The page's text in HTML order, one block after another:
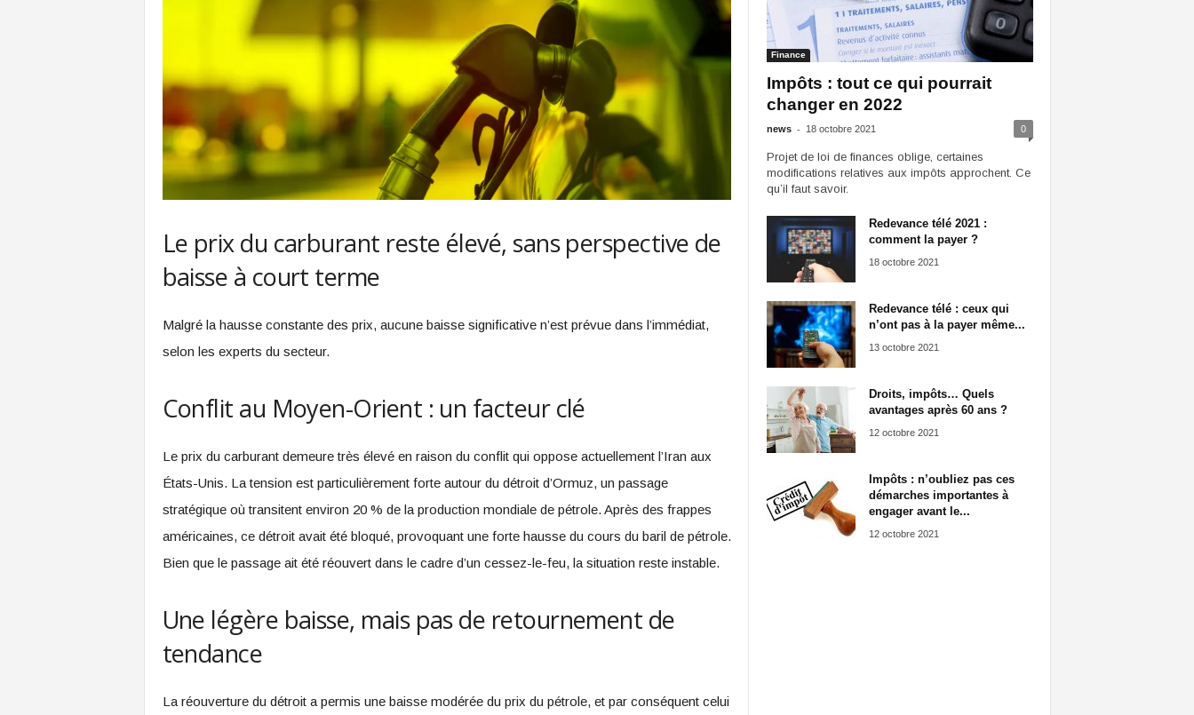
Le prix du carburant reste élevé, sans perspective de
baisse à court terme
Malgré la hausse constante des prix, aucune baisse significative n’est prévue dans l’immédiat,
selon les experts du secteur.
Conflit au Moyen-Orient : un facteur clé
Le prix du carburant demeure très élevé en raison du conflit qui oppose actuellement l’Iran aux
États-Unis. La tension est particulièrement forte autour du détroit d’Ormuz, un passage
stratégique où transitent environ 20 % de la production mondiale de pétrole. Après des frappes
américaines, ce détroit avait été bloqué, provoquant une forte hausse du cours du baril de pétrole.
Bien que le passage ait été réouvert dans le cadre d’un cessez-le-feu, la situation reste instable.
Une légère baisse, mais pas de retournement de
tendance
La réouverture du détroit a permis une baisse modérée du prix du pétrole, et par conséquent celui
Finance
Impôts : tout ce qui pourrait
changer en 2022
news - 18 octobre 2021 0
Projet de loi de finances oblige, certaines
modifications relatives aux impôts approchent. Ce
qu’il faut savoir.
Redevance télé 2021 :
comment la payer ?
18 octobre 2021
Redevance télé : ceux qui
n’ont pas à la payer même...
13 octobre 2021
Droits, impôts… Quels
avantages après 60 ans ?
12 octobre 2021
Impôts : n’oubliez pas ces
démarches importantes à
engager avant le...
12 octobre 2021